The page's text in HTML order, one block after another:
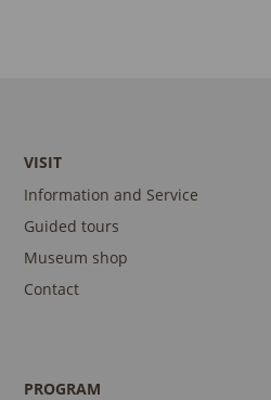
VISIT
Information and Service
Guided tours
Museum shop
Contact
PROGRAM